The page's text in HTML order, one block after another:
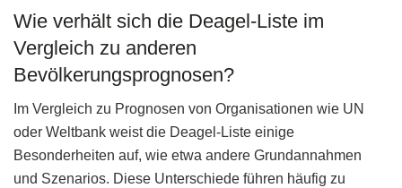
Wie verhält sich die Deagel-Liste im
Vergleich zu anderen
Bevölkerungsprognosen?
Im Vergleich zu Prognosen von Organisationen wie UN
oder Weltbank weist die Deagel-Liste einige
Besonderheiten auf, wie etwa andere Grundannahmen
und Szenarios. Diese Unterschiede führen häufig zu